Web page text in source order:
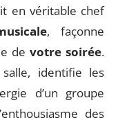
en véritable chef
, façonne
devotre soirée.
identifie les
d’un groupe
des